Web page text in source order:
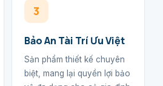
3
Bảo An Tài Trí Ưu Việt
Sản phẩm thiết kế chuyên
biệt, mang lại quyền lợi bảo